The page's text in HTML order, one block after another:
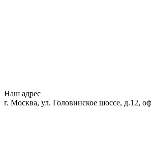
Наш адрес
г. Москва, ул. Головинское шоссе, д.12,